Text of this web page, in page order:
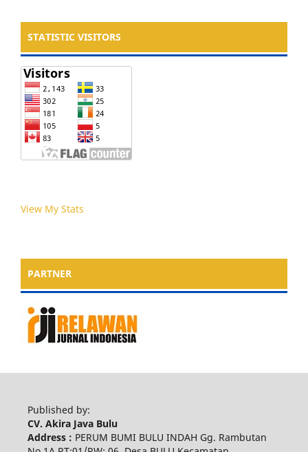
STATISTIC VISITORS
View My Stats
PARTNER
Published by:
CV. Akira Java Bulu
Address : PERUM BUMI BULU INDAH Gg. Rambutan